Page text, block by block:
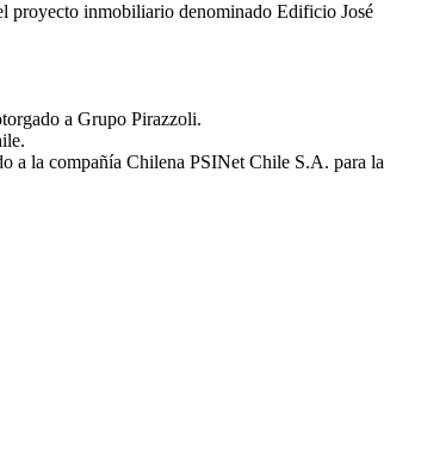
proyecto inmobiliario denominado Edificio José
a Grupo Pirazzoli.
a la compañía Chilena PSINet Chile S.A. para la